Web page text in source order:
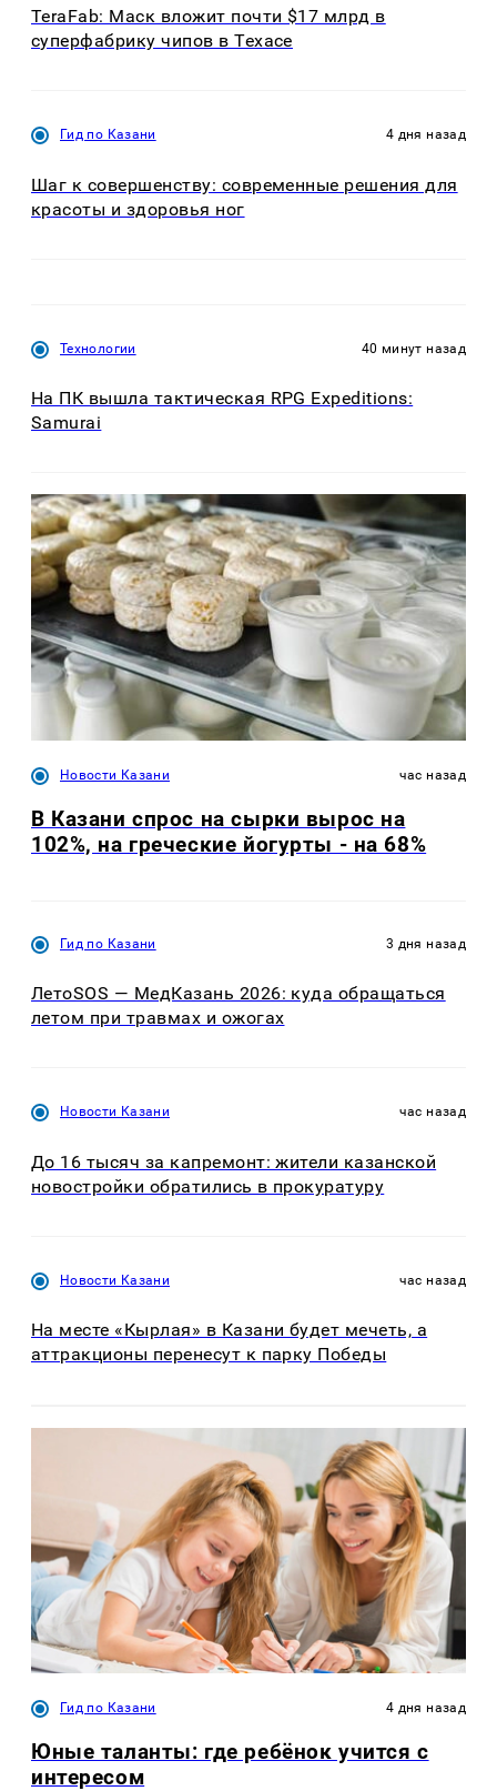
TeraFab: Маск вложит почти $17 млрд в
суперфабрику чипов в Техасе
Гид по Казани 4 дня назад
Шаг к совершенству: современные решения для
красоты и здоровья ног
Технологии 40 минут назад
На ПК вышла тактическая RPG Expeditions:
Samurai
Новости Казани час назад
В Казани спрос на сырки вырос на
102%, на греческие йогурты - на 68%
Гид по Казани 3 дня назад
ЛетоSOS — МедКазань 2026: куда обращаться
летом при травмах и ожогах
Новости Казани час назад
До 16 тысяч за капремонт: жители казанской
новостройки обратились в прокуратуру
Новости Казани час назад
На месте «Кырлая» в Казани будет мечеть, а
аттракционы перенесут к парку Победы
Гид по Казани 4 дня назад
Юные таланты: где ребёнок учится с
интересом